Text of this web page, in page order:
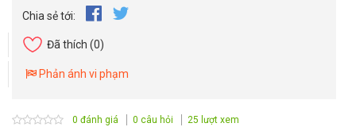
Chia sẻ tới:
Đã thích (0)
Phản ánh vi phạm
0 đánh giá 0 câu hỏi 25 lượt xem